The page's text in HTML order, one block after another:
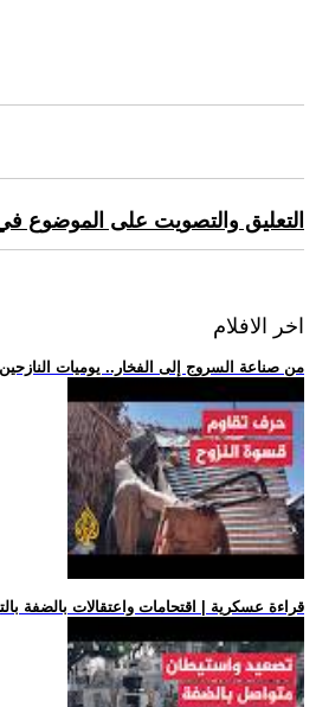
التعليق والتصويت على الموضوع
اخر الافلام
.. من صناعة السروج إلى الفخار.. يوميات
.. قراءة عسكرية | اقتحامات واعتقالات بالضفة